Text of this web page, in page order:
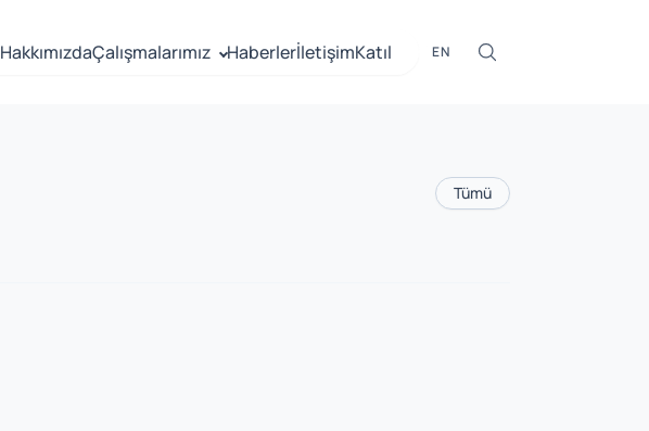
HakkımızdaÇalışmalarımız HaberlerİletişimKatıl EN
Tümü